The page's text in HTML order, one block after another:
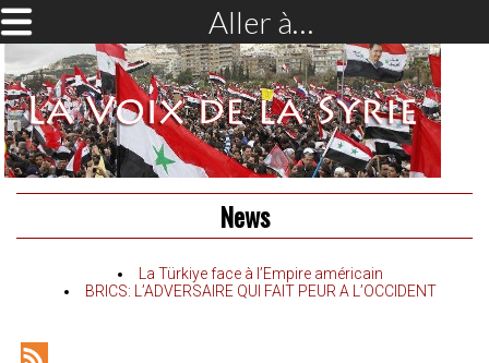
Aller à…
News
La Türkiye face à l’Empire américain
BRICS: L’ADVERSAIRE QUI FAIT PEUR A L’OCCIDENT